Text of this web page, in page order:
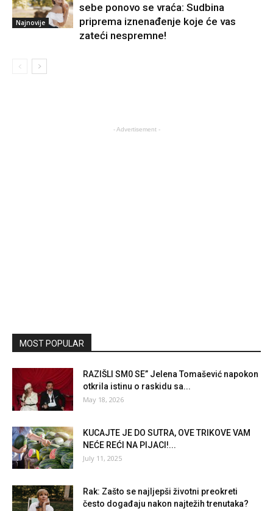
Najnovije
sebe ponovo se vraća: Sudbina
priprema iznenađenje koje će vas
zateći nespremne!
- Advertisement -
MOST POPULAR
RAZIŠLI SM0 SE” Jelena Tomašević napokon
otkrila istinu o raskidu sa...
May 18, 2026
KUCAJTE JE DO SUTRA, OVE TRIKOVE VAM
NEĆE REĆI NA PIJACI!...
July 11, 2025
Rak: Zašto se najljepši životni preokreti
često događaju nakon najtežih trenutaka?